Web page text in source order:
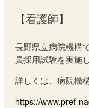
【看護師】
長野県立病院機構
員採用試験を実施
詳しくは、病院機
https://www.pref-